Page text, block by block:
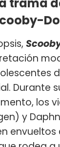
Durante
los
y
envueltos